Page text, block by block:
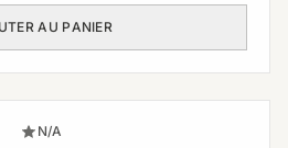
AU PANIER
N/A